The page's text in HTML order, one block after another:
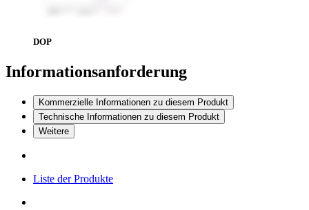
DOP
Informationsanforderung
Kommerzielle Informationen zu diesem Produkt
Technische Informationen zu diesem Produkt
Weitere
Liste der Produkte